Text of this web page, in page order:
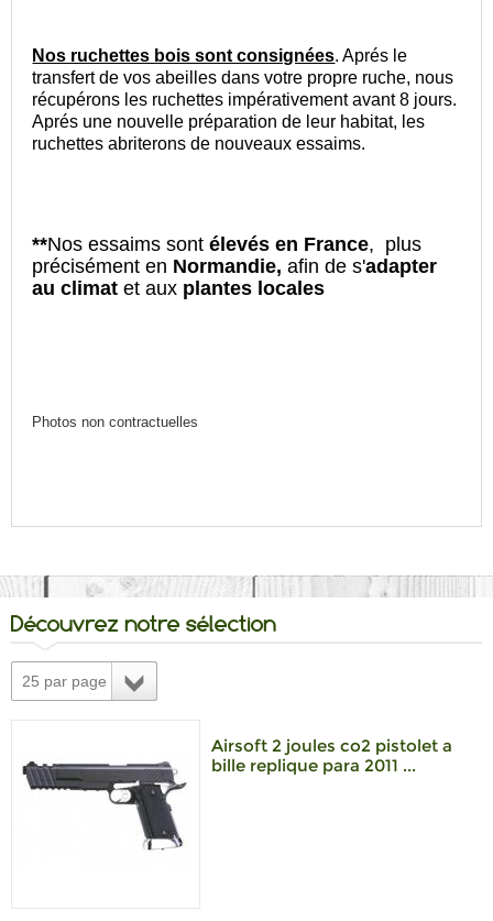
Nos ruchettes bois sont consignées. Aprés le
transfert de vos abeilles dans votre propre ruche, nous
récupérons les ruchettes impérativement avant 8 jours.
Aprés une nouvelle préparation de leur habitat, les
ruchettes abriterons de nouveaux essaims.
**Nos essaims sontélevés en France, plus
précisément en Normandie,afin de s'adapter
au climatet aux plantes locales
Photos non contractuelles
Découvrez notre sélection
25 par page
Airsoft 2 joules co2 pistolet a
bille replique para 2011 ...